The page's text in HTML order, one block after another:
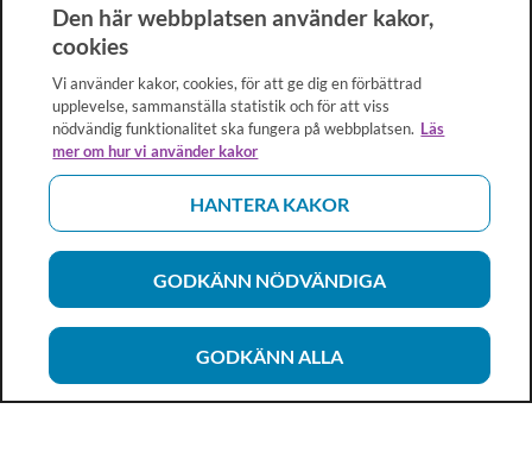
Den här webbplatsen använder kakor,
cookies
Vi använder kakor, cookies, för att ge dig en förbättrad
upplevelse, sammanställa statistik och för att viss
nödvändig funktionalitet ska fungera på webbplatsen. Läs
mer om hur vi använder kakor
HANTERA KAKOR
GODKÄNN NÖDVÄNDIGA
GODKÄNN ALLA